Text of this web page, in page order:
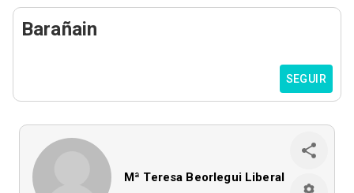
Barañain
SEGUIR
Mª Teresa Beorlegui Liberal